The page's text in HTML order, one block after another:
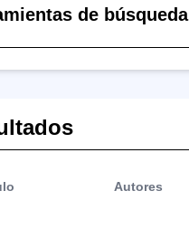
de búsqueda
Autores